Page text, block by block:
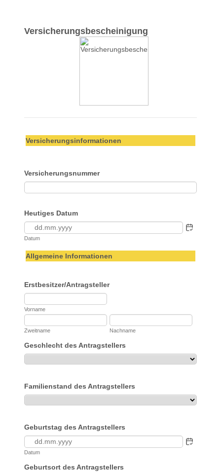
Versicherungsbescheinigung
Versicherungsinformationen
Versicherungsnummer
Heutiges Datum
Datum
Allgemeine Informationen
Erstbesitzer/Antragsteller
Vorname
Zweitname Nachname
Geschlecht des Antragstellers
Familienstand des Antragstellers
Geburtstag des Antragstellers
Datum
Geburtsort des Antragstellers